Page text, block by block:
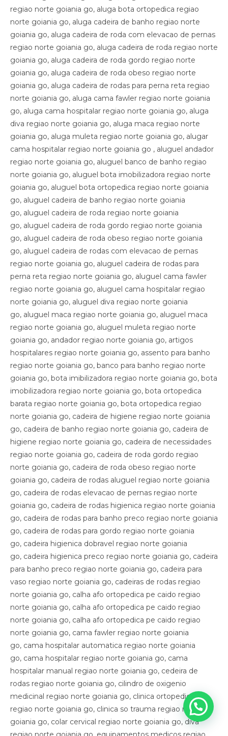
regiao norte goiania go, aluga bota ortopedica regiao
norte goiania go, aluga cadeira de banho regiao norte
goiania go, aluga cadeira de roda com elevacao de pernas
regiao norte goiania go, aluga cadeira de roda regiao norte
goiania go, aluga cadeira de roda gordo regiao norte
goiania go, aluga cadeira de roda obeso regiao norte
goiania go, aluga cadeira de rodas para perna reta regiao
norte goiania go, aluga cama fawler regiao norte goiania
go, aluga cama hospitalar regiao norte goiania go, aluga
diva regiao norte goiania go, aluga maca regiao norte
goiania go, aluga muleta regiao norte goiania go, alugar
cama hospitalar regiao norte goiania go , aluguel andador
regiao norte goiania go, aluguel banco de banho regiao
norte goiania go, aluguel bota imobilizadora regiao norte
goiania go, aluguel bota ortopedica regiao norte goiania
go, aluguel cadeira de banho regiao norte goiania
go, aluguel cadeira de roda regiao norte goiania
go, aluguel cadeira de roda gordo regiao norte goiania
go, aluguel cadeira de roda obeso regiao norte goiania
go, aluguel cadeira de rodas com elevacao de pernas
regiao norte goiania go, aluguel cadeira de rodas para
perna reta regiao norte goiania go, aluguel cama fawler
regiao norte goiania go, aluguel cama hospitalar regiao
norte goiania go, aluguel diva regiao norte goiania
go, aluguel maca regiao norte goiania go, aluguel maca
regiao norte goiania go, aluguel muleta regiao norte
goiania go, andador regiao norte goiania go, artigos
hospitalares regiao norte goiania go, assento para banho
regiao norte goiania go, banco para banho regiao norte
goiania go, bota imibilizadora regiao norte goiania go, bota
imobilizadora regiao norte goiania go, bota ortopedica
barata regiao norte goiania go, bota ortopedica regiao
norte goiania go, cadeira de higiene regiao norte goiania
go, cadeira de banho regiao norte goiania go, cadeira de
higiene regiao norte goiania go, cadeira de necessidades
regiao norte goiania go, cadeira de roda gordo regiao
norte goiania go, cadeira de roda obeso regiao norte
goiania go, cadeira de rodas aluguel regiao norte goiania
go, cadeira de rodas elevacao de pernas regiao norte
goiania go, cadeira de rodas higienica regiao norte goiania
go, cadeira de rodas para banho preco regiao norte goiania
go, cadeira de rodas para gordo regiao norte goiania
go, cadeira higienica dobravel regiao norte goiania
go, cadeira higienica preco regiao norte goiania go, cadeira
para banho preco regiao norte goiania go, cadeira para
vaso regiao norte goiania go, cadeiras de rodas regiao
norte goiania go, calha afo ortopedica pe caido regiao
norte goiania go, calha afo ortopedica pe caido regiao
norte goiania go, calha afo ortopedica pe caido regiao
norte goiania go, cama fawler regiao norte goiania
go, cama hospitalar automatica regiao norte goiania
go, cama hospitalar regiao norte goiania go, cama
hospitalar manual regiao norte goiania go, cedeira de
rodas regiao norte goiania go, cilindro de oxigenio
medicinal regiao norte goiania go, clinica ortopedica
regiao norte goiania go, clinica so trauma regiao norte
goiania go, colar cervical regiao norte goiania go, diva